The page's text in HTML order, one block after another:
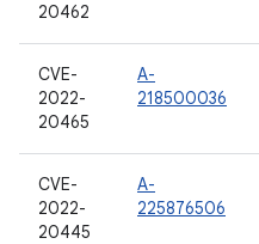
20462
CVE-
2022-
20465
A-
218500036
CVE-
2022-
20445
A-
225876506